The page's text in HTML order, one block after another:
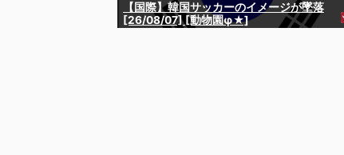
【国際】韓国サッカーのイメージが墜落
[26/08/07] [動物園φ★]